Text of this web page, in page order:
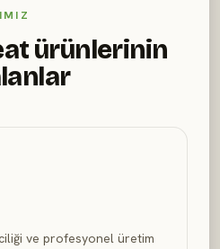
ürünlerinin
ve profesyonel üretim